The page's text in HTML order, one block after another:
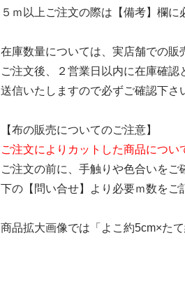
５ｍ以上ご注文の際は【備考】欄に
在庫数量については、実店舗での
ご注文後、２営業日以内に在庫確
送信いたしますので必ずご確認下さ
【布の販売についてのご注意】
ご注文によりカットした商品につ
ご注文の前に、手触りや色合いを
下の【問い合せ】より必要ｍ数を
商品拡大画像では「よこ約5cm×た